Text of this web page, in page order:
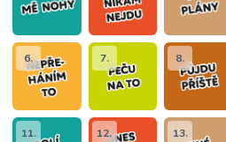
6. 7. 8.
11. 12. 13.